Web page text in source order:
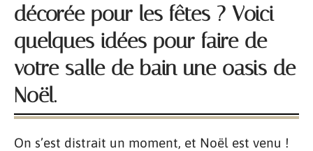
décorée pour les fêtes ? Voici
quelques idées pour faire de
votre salle de bain une oasis de
Noël.
On s’est distrait un moment, et Noël est venu !